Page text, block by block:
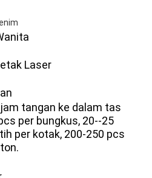
Laser
tangan ke dalam tas
per bungkus, 20--25
per kotak, 200-250 pcs